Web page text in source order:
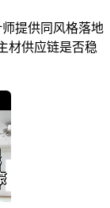
提供同风格落地
材供应链是否稳